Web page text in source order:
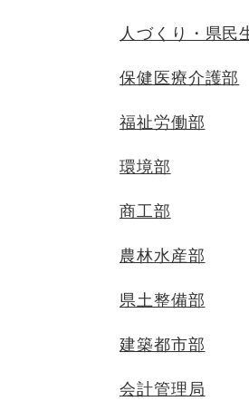
人づくり・県民
保健医療介護部
福祉労働部
環境部
商工部
農林水産部
県土整備部
建築都市部
会計管理局